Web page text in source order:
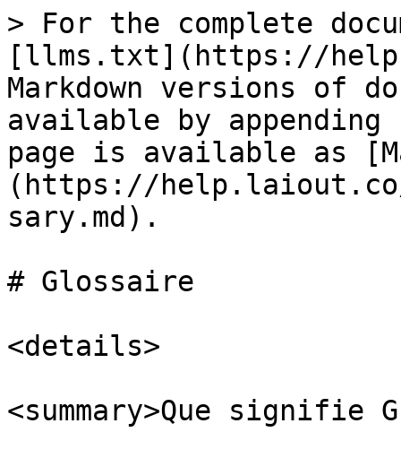
> For the complete
[llms.txt](https://
Markdown versions of
available by
page is available as
(https://help.laiout.co/
sary.md).
# Glossaire
<details>
<summary>Que signifie